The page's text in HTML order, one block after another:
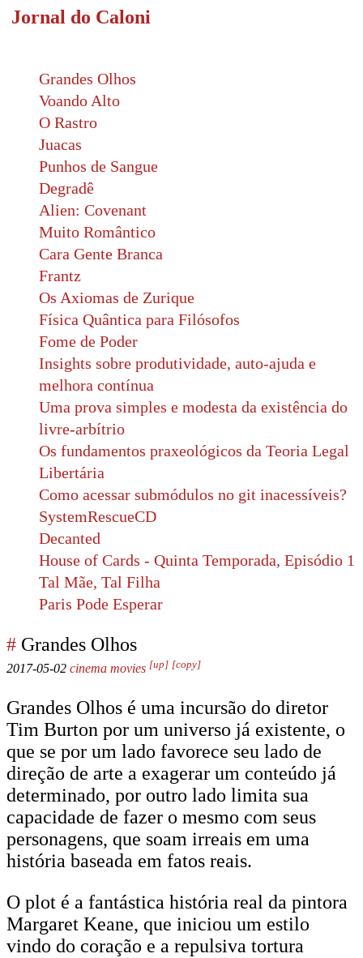
Jornal do Caloni
Grandes Olhos
Voando Alto
O Rastro
Juacas
Punhos de Sangue
Degradê
Alien: Covenant
Muito Romântico
Cara Gente Branca
Frantz
Os Axiomas de Zurique
Física Quântica para Filósofos
Fome de Poder
Insights sobre produtividade, auto-ajuda e
melhora contínua
Uma prova simples e modesta da existência do
livre-arbítrio
Os fundamentos praxeológicos da Teoria Legal
Libertária
Como acessar submódulos no git inacessíveis?
SystemRescueCD
Decanted
House of Cards - Quinta Temporada, Episódio 1
Tal Mãe, Tal Filha
Paris Pode Esperar
# Grandes Olhos
2017-05-02 cinema movies [up] [copy]
Grandes Olhos é uma incursão do diretor
Tim Burton por um universo já existente, o
que se por um lado favorece seu lado de
direção de arte a exagerar um conteúdo já
determinado, por outro lado limita sua
capacidade de fazer o mesmo com seus
personagens, que soam irreais em uma
história baseada em fatos reais.
O plot é a fantástica história real da pintora
Margaret Keane, que iniciou um estilo
vindo do coração e a repulsiva tortura